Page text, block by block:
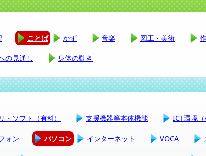
ことば かず 音楽 図工・美術
の見通し 身体の動き
・ソフト（有料） 支援機器等本体機能 ICT環境（
ォン パソコン インターネット VOCA